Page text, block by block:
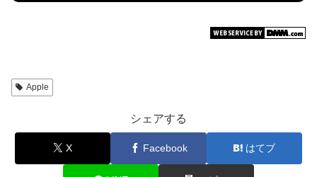
Apple
シェアする
X Facebook はてブ